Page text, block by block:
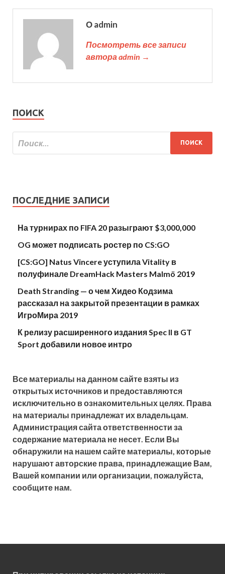
О admin
Посмотреть все записи
автора admin →
ПОИСК
ПОСЛЕДНИЕ ЗАПИСИ
На турнирах по FIFA 20 разыграют $3,000,000
OG может подписать ростер по CS:GO
[CS:GO] Natus Vincere уступила Vitality в
полуфинале DreamHack Masters Malmö 2019
Death Stranding — о чем Хидео Кодзима
рассказал на закрытой презентации в рамках
ИгроМира 2019
К релизу расширенного издания Spec II в GT
Sport добавили новое интро
Все материалы на данном сайте взяты из
открытых источников и предоставляются
исключительно в ознакомительных целях. Права
на материалы принадлежат их владельцам.
Администрация сайта ответственности за
содержание материала не несет. Если Вы
обнаружили на нашем сайте материалы, которые
нарушают авторские права, принадлежащие Вам,
Вашей компании или организации, пожалуйста,
сообщите нам.